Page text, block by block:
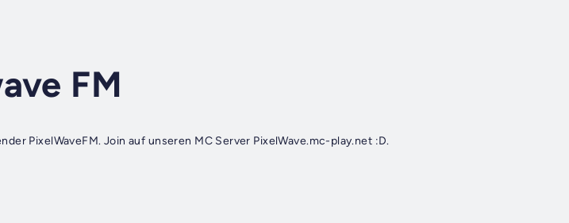
FM
PixelWaveFM. Join auf unseren MC Server PixelWave.mc-play.net :D.